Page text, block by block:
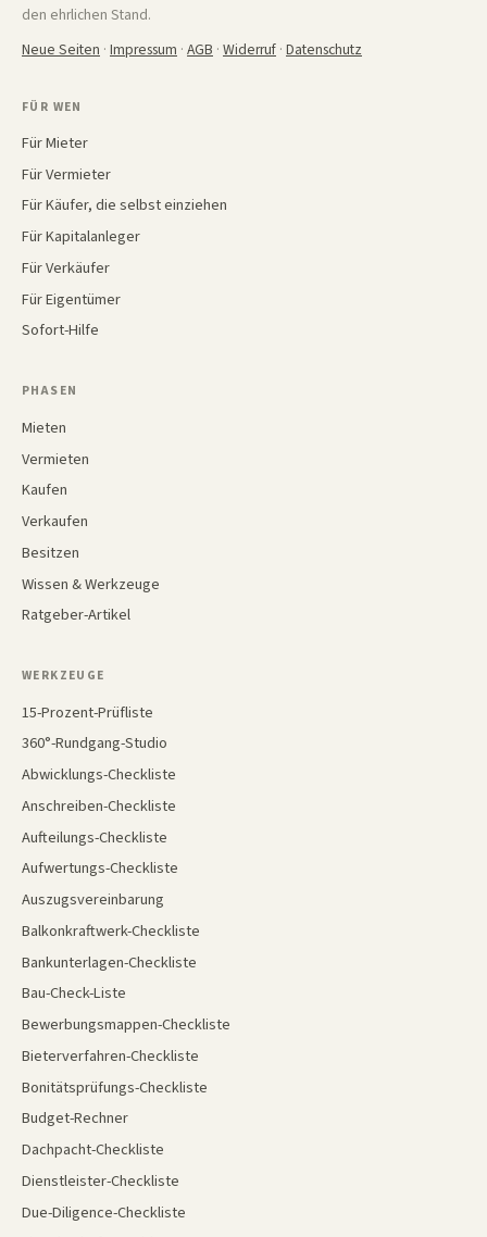
den ehrlichen Stand.
Neue Seiten · Impressum · AGB · Widerruf · Datenschutz
FÜR WEN
Für Mieter
Für Vermieter
Für Käufer, die selbst einziehen
Für Kapitalanleger
Für Verkäufer
Für Eigentümer
Sofort-Hilfe
PHASEN
Mieten
Vermieten
Kaufen
Verkaufen
Besitzen
Wissen & Werkzeuge
Ratgeber-Artikel
WERKZEUGE
15-Prozent-Prüfliste
360°-Rundgang-Studio
Abwicklungs-Checkliste
Anschreiben-Checkliste
Aufteilungs-Checkliste
Aufwertungs-Checkliste
Auszugsvereinbarung
Balkonkraftwerk-Checkliste
Bankunterlagen-Checkliste
Bau-Check-Liste
Bewerbungsmappen-Checkliste
Bieterverfahren-Checkliste
Bonitätsprüfungs-Checkliste
Budget-Rechner
Dachpacht-Checkliste
Dienstleister-Checkliste
Due-Diligence-Checkliste